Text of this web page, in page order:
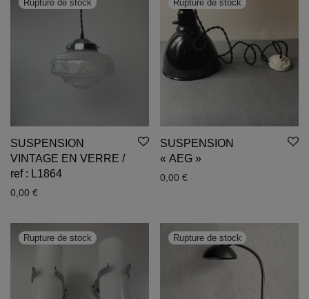
SUSPENSION
VINTAGE EN VERRE /
ref : L1864
0,00 €
SUSPENSION
« AEG »
0,00 €